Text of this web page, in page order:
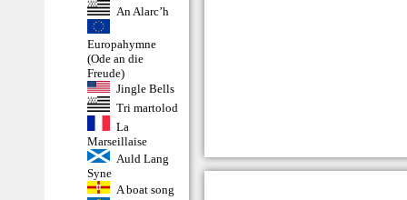
An Alarc’h
Europahymne
(Ode an die
Freude)
Jingle Bells
Tri martolod
La
Marseillaise
Auld Lang
Syne
A boat song